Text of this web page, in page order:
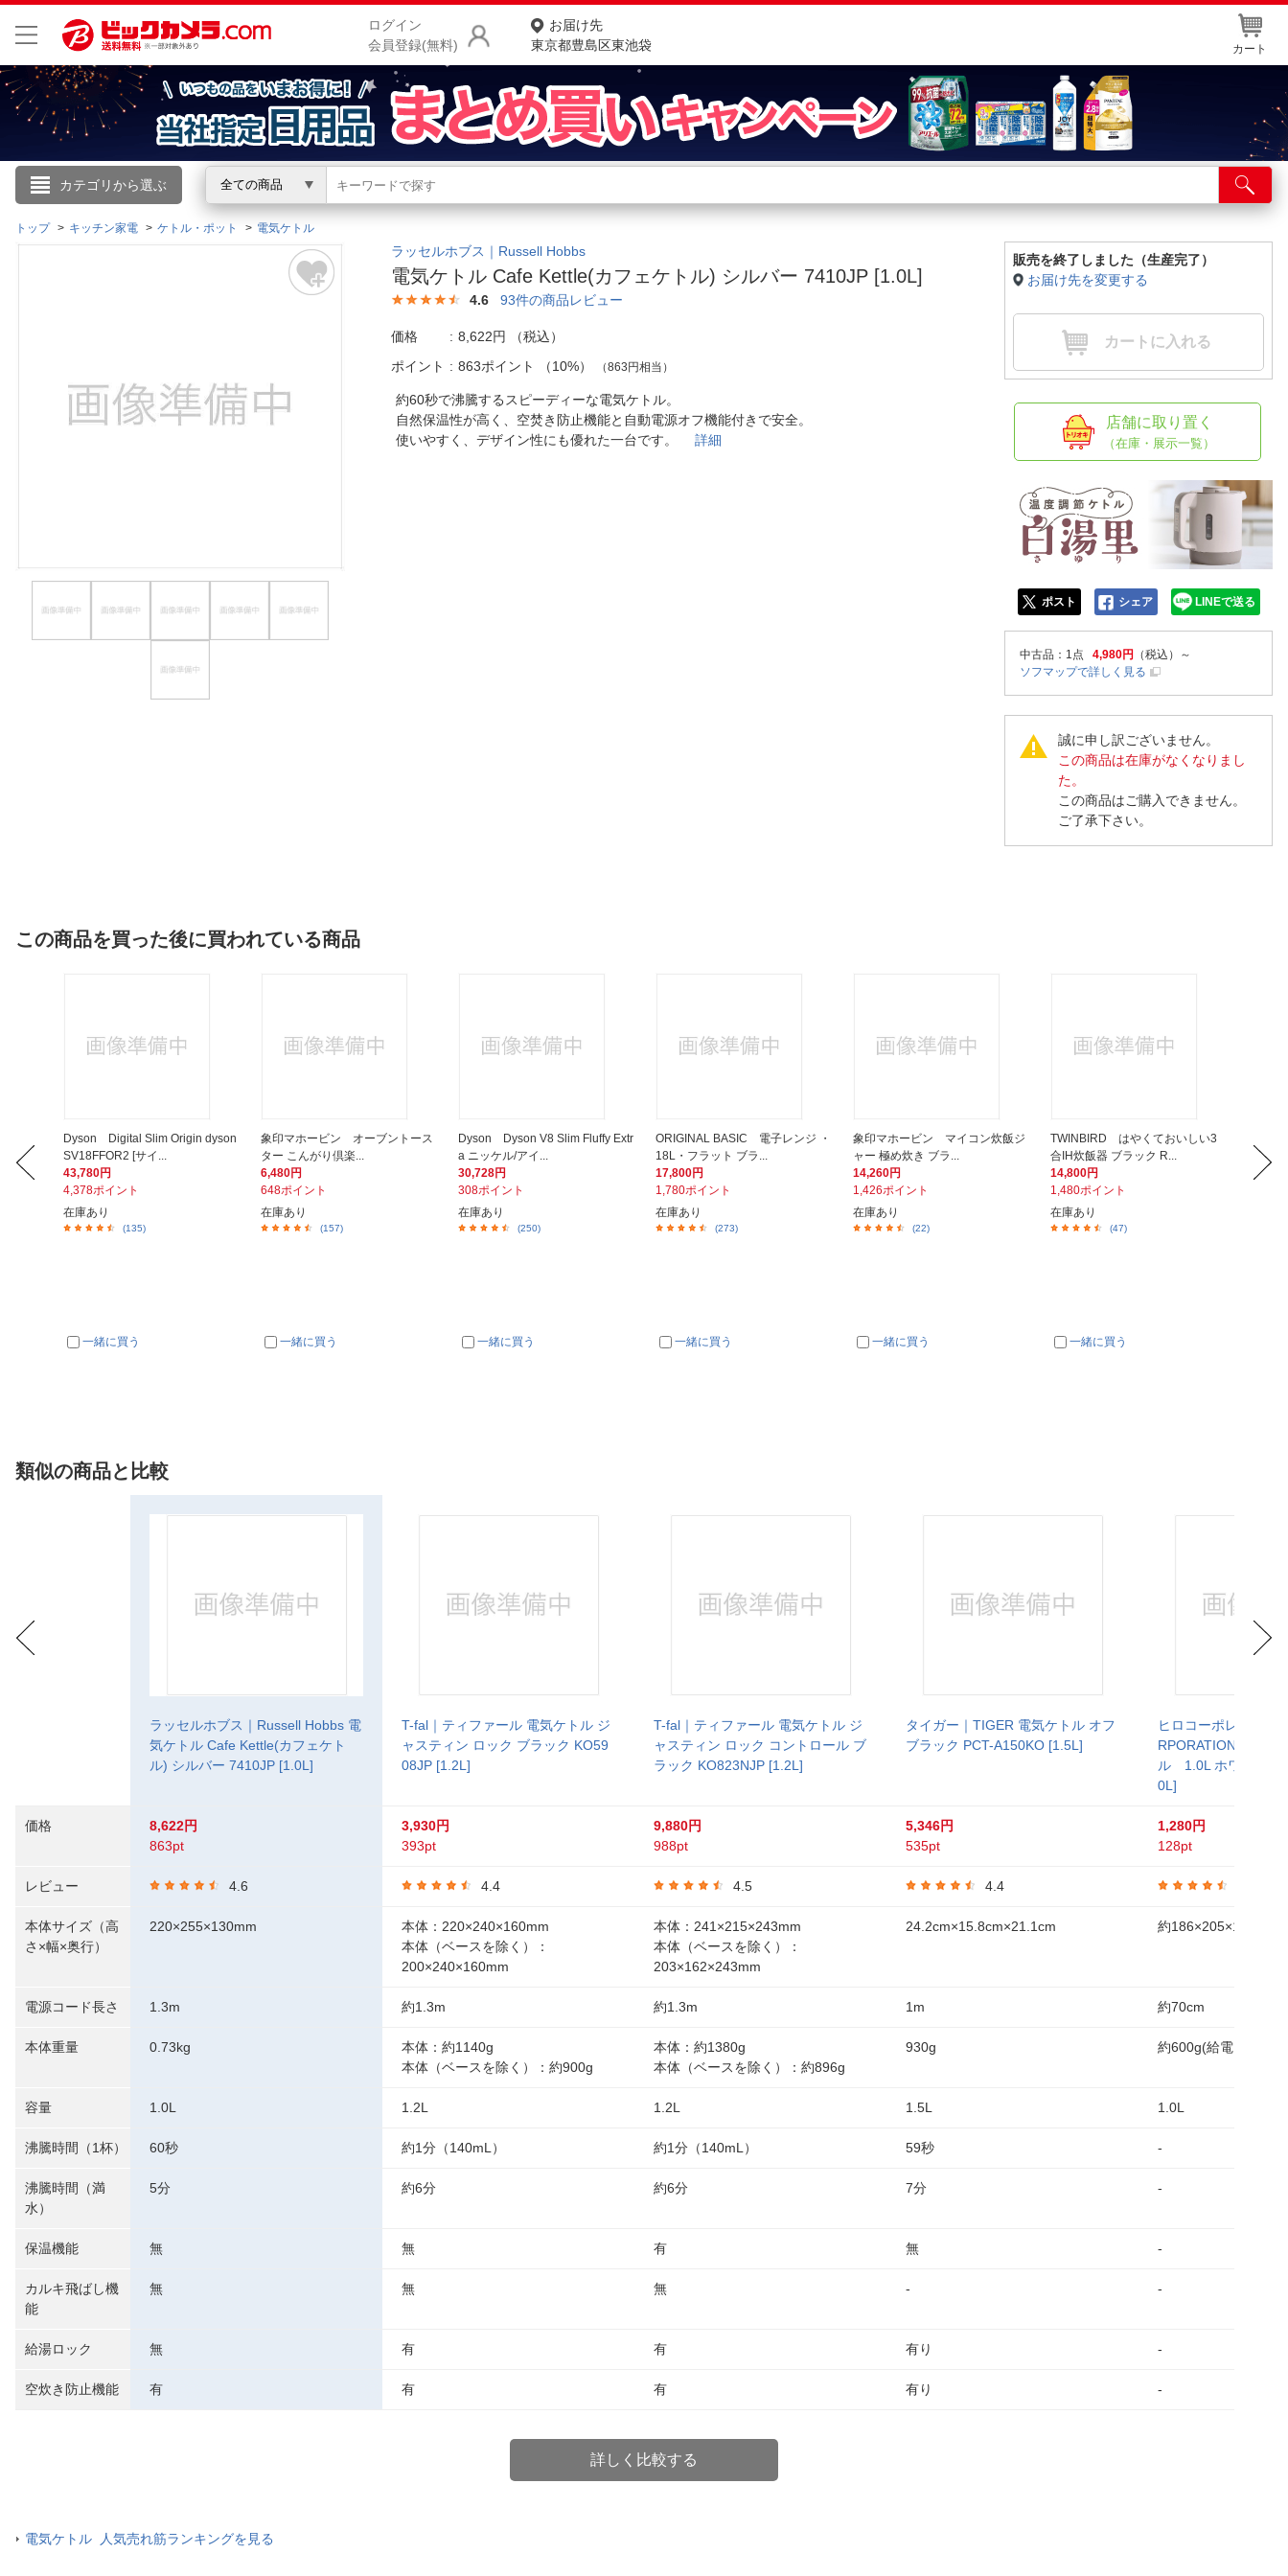
ログイン
会員登録(無料)
お届け先
東京都豊島区東池袋
カート
カテゴリから選ぶ 全ての商品
こんにちは
ログイン
閲覧履歴
商品をさがす
ランキングからさがす
カテゴリ一覧からさがす
お客様サポート
ご利用ガイド
よくある質問・お問合せ
店舗サービス
ネット取り置き
店舗情報・店舗一覧
トップ キッチン家電 ケトル・ポット 電気ケトル
ラッセルホブス｜Russell Hobbs
電気ケトル Cafe Kettle(カフェケトル) シルバー 7410JP [1.0L]
4.6 93件の商品レビュー
価格 8,622円
（税込）
ポイント
863ポイント （10%） （863円相当）
約60秒で沸騰するスピーディーな電気ケトル。
自然保温性が高く、空焚き防止機能と自動電源オフ機能付きで安全。
使いやすく、デザイン性にも優れた一台です。詳細
販売を終了しました（生産完了）
お届け先を変更する
カートに入れる
店舗に取り置く
（在庫・展示一覧）
ポスト シェア LINEで送る
中古品 ：1点 4,980円
（税込）～
ソフマップで詳しく見る
誠に申し訳ございません。
この商品は在庫がなくなりまし
た。
この商品はご購入できません。
ご了承下さい。
この商品を買った後に買われている商品
Dyson Digital Slim Origin dyson
SV18FFOR2 [サイ...
43,780円
4,378ポイント
在庫あり
(135)
一緒に買う
象印マホービン オーブントース
ター こんがり倶楽...
6,480円
648ポイント
在庫あり
(157)
一緒に買う
Dyson Dyson V8 Slim Fluffy Extr
a ニッケル/アイ...
30,728円
308ポイント
在庫あり
(250)
一緒に買う
ORIGINAL BASIC 電子レンジ ・
18L・フラット ブラ...
17,800円
1,780ポイント
在庫あり
(273)
一緒に買う
象印マホービン マイコン炊飯ジ
ャー 極め炊き ブラ...
14,260円
1,426ポイント
在庫あり
(22)
一緒に買う
TWINBIRD はやくておいしい3
合IH炊飯器 ブラック R...
14,800円
1,480ポイント
在庫あり
(47)
一緒に買う
ター
5,480円
類似の商品と比較
価格
レビュー
本体サイズ（高
さ×幅×奥行）
電源コード長さ
本体重量
容量
沸騰時間（1杯）
沸騰時間（満
水）
保温機能
カルキ飛ばし機
能
給湯ロック
空炊き防止機能
ラッセルホブス｜Russell Hobbs 電
気ケトル Cafe Kettle(カフェケト
ル) シルバー 7410JP [1.0L]
8,622円
863pt
4.6
220×255×130mm
1.3m
0.73kg
1.0L
60秒
5分
無
無
無
有
T-fal｜ティファール 電気ケトル ジ
ャスティン ロック ブラック KO59
08JP [1.2L]
3,930円
393pt
4.4
本体：220×240×160mm
本体（ベースを除く）：
200×240×160mm
約1.3m
本体：約1140g
本体（ベースを除く）：約900g
1.2L
約1分（140mL）
約6分
無
無
有
有
T-fal｜ティファール 電気ケトル ジ
ャスティン ロック コントロール ブ
ラック KO823NJP [1.2L]
9,880円
988pt
4.5
本体：241×215×243mm
本体（ベースを除く）：
203×162×243mm
約1.3m
本体：約1380g
本体（ベースを除く）：約896g
1.2L
約1分（140mL）
約6分
有
無
有
有
タイガー｜TIGER 電気ケトル オフ
ブラック PCT-A150KO [1.5L]
5,346円
535pt
4.4
24.2cm×15.8cm×21.1cm
1m
930g
1.5L
59秒
7分
無
-
有り
有り
ヒロコーポレーショ
RPORATION コード
ル 1.0L ホワイト
0L]
1,280円
128pt
約186×205×152mm(
約70cm
約600g(給電スタン
1.0L
-
-
-
-
-
-
詳しく比較する
電気ケトル 人気売れ筋ランキングを見る